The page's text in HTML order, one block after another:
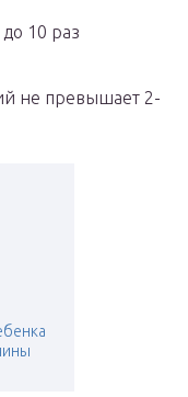
10 раз
не превышает 2-